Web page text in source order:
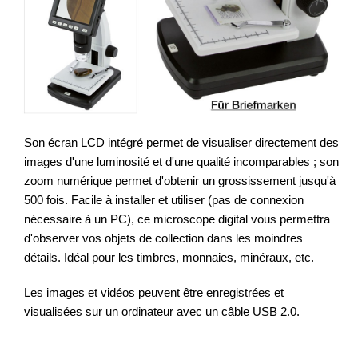
Son écran LCD intégré permet de visualiser directement des
images d'une luminosité et d'une qualité incomparables ; son
zoom numérique permet d'obtenir un grossissement jusqu'à
500 fois. Facile à installer et utiliser (pas de connexion
nécessaire à un PC), ce microscope digital vous permettra
d'observer vos objets de collection dans les moindres
détails. Idéal pour les timbres, monnaies, minéraux, etc.
Les images et vidéos peuvent être enregistrées et
visualisées sur un ordinateur avec un câble USB 2.0.